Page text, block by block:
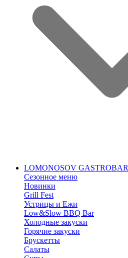
LOMONOSOV GASTROBAR
Сезонное меню
Новинки
Grill Fest
Устрицы и Ежи
Low&Slow BBQ Bar
Холодные закуски
Горячие закуски
Брускетты
Салаты